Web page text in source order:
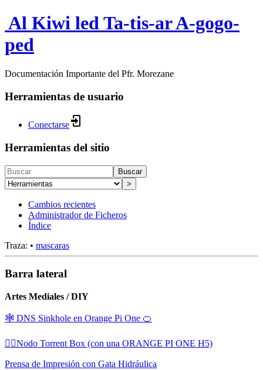
Al Kiwi led Ta-tis-ar A-gogo-
ped
Documentación Importante del Pfr. Morezane
Herramientas de usuario
Conectarse
Herramientas del sitio
Buscar
>
Cambios recientes
Administrador de Ficheros
Índice
Traza: • mascaras
Barra lateral
Artes Mediales / DIY
🕸️ DNS Sinkhole en Orange Pi One 🍊
🏴‍☠️Nodo Torrent Box (con una ORANGE PI ONE H5)
Prensa de Impresión con Gata Hidráulica